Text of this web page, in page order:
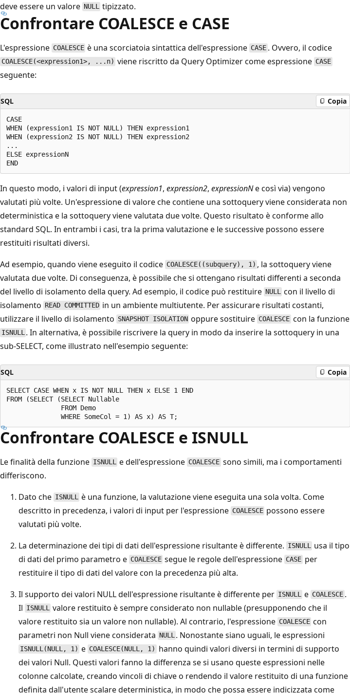
deve essere un valore NULL tipizzato.
Confrontare COALESCE e CASE
L'espressione COALESCE è una scorciatoia sintattica dell'espressione CASE. Ovvero, il codice
COALESCE(<expression1>, ...n) viene riscritto da Query Optimizer come espressione CASE
seguente:
SQL Copia
CASE
WHEN (expression1 IS NOT NULL) THEN expression1
WHEN (expression2 IS NOT NULL) THEN expression2
...
ELSE expressionN
In questo modo, i valori di input (expression1, expression2, expressionNe così via) vengono
valutati più volte. Un'espressione di valore che contiene una sottoquery viene considerata non
deterministica e la sottoquery viene valutata due volte. Questo risultato è conforme allo
standard SQL. In entrambi i casi, tra la prima valutazione e le successive possono essere
restituiti risultati diversi.
Ad esempio, quando viene eseguito il codice COALESCE((subquery), 1) , la sottoquery viene
valutata due volte. Di conseguenza, è possibile che si ottengano risultati differenti a seconda
del livello di isolamento della query. Ad esempio, il codice può restituire NULL con il livello di
isolamento READ COMMITTED in un ambiente multiutente. Per assicurare risultati costanti,
utilizzare il livello di isolamento SNAPSHOT ISOLATION oppure sostituire COALESCE con la funzione
ISNULL . In alternativa, è possibile riscrivere la query in modo da inserire la sottoquery in una
sub-SELECT, come illustrato nell'esempio seguente:
SQL Copia
SELECT CASE WHEN x IS NOT NULL THEN x ELSE 1 END
FROM (SELECT (SELECT Nullable
              FROM Demo
Confrontare COALESCE e ISNULL
Le finalità della funzione ISNULL e dell'espressione COALESCE sono simili, ma i comportamenti
differiscono.
Dato che ISNULL è una funzione, la valutazione viene eseguita una sola volta. Come
descritto in precedenza, i valori di input per l'espressione COALESCE possono essere
valutati più volte.
La determinazione dei tipi di dati dell'espressione risultante è differente. ISNULL usa il tipo
di dati del primo parametro e COALESCE segue le regole dell'espressione CASEper
restituire il tipo di dati del valore con la precedenza più alta.
Il supporto dei valori NULL dell'espressione risultante è differente per ISNULL e COALESCE .
Il ISNULL valore restituito è sempre considerato non nullable (presupponendo che il
valore restituito sia un valore non nullable). Al contrario, l'espressione COALESCE con
parametri non Null viene considerata NULL . Nonostante siano uguali, le espressioni
ISNULL(NULL, 1) e COALESCE(NULL, 1)
hanno quindi valori diversi in termini di supporto
dei valori Null. Questi valori fanno la differenza se si usano queste espressioni nelle
colonne calcolate, creando vincoli di chiave o rendendo il valore restituito di una funzione
definita dall'utente scalare deterministica, in modo che possa essere indicizzata come